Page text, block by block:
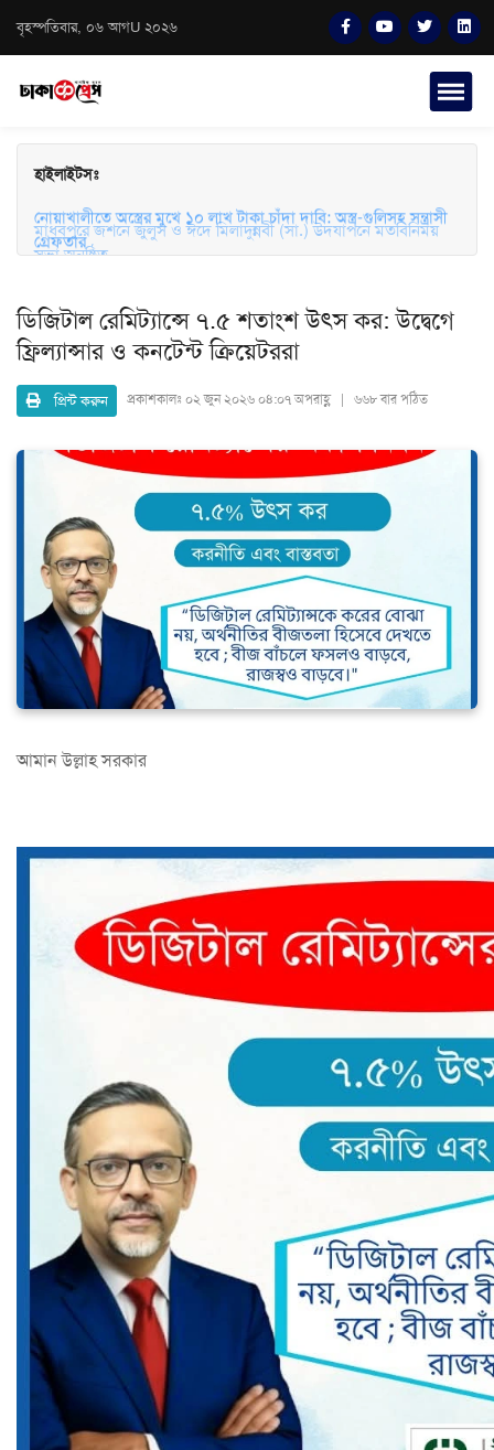
বৃহস্পতিবার, ০৬ আগU ২০২৬
হাইলাইটসঃ
সভা অনুষ্ঠিত
ডিজিটাল রেমিট্যান্সে ৭.৫ শতাংশ উৎস কর: উদ্বেগে
ফ্রিল্যান্সার ও কনটেন্ট ক্রিয়েটররা
প্রিন্ট করুন প্রকাশকালঃ ০২ জুন ২০২৬ ০৪:০৭ অপরাহ্ণ | ৬৬৮ বার পঠিত
আমান উল্লাহ সরকার